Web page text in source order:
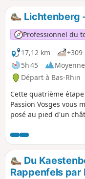
Lichtenberg
Professionnel du
17,12 km
+309
5h 45
Moyenne
Départ à Bas-Rhin
Cette quatrième
Passion Vosges vous
posé au pied d'un
découvertes.
magazine Passion
le trajet se fait en
indication contraire.
Du
Rappenfels par